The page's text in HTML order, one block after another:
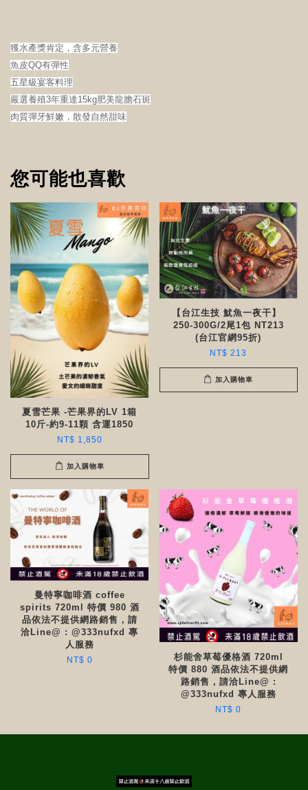
獲水產獎肯定，含多元營養
魚皮QQ有彈性
五星級宴客料理
嚴選養殖3年重達15kg肥美龍膽石斑
肉質彈牙鮮嫩，散發自然甜味
您可能也喜歡
夏雪芒果 -芒果界的LV 1箱
10斤-約9-11顆 含運1850
NT$ 1,850
加入購物車
【台江生技 魷魚一夜干】
250-300G/2尾1包 NT213
(台江官網95折)
NT$ 213
加入購物車
曼特寧咖啡酒 coffee
spirits 720ml 特價 980 酒
品依法不提供網路銷售，請
洽Line@ : @333nufxd 專
人服務
NT$ 0
杉能舍草莓優格酒 720ml
特價 880 酒品依法不提供網
路銷售，請洽Line@ :
@333nufxd 專人服務
NT$ 0